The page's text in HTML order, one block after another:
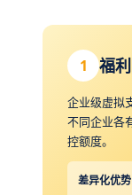
1 福
企业级虚拟
不同企业各
控额度。
差异化优势